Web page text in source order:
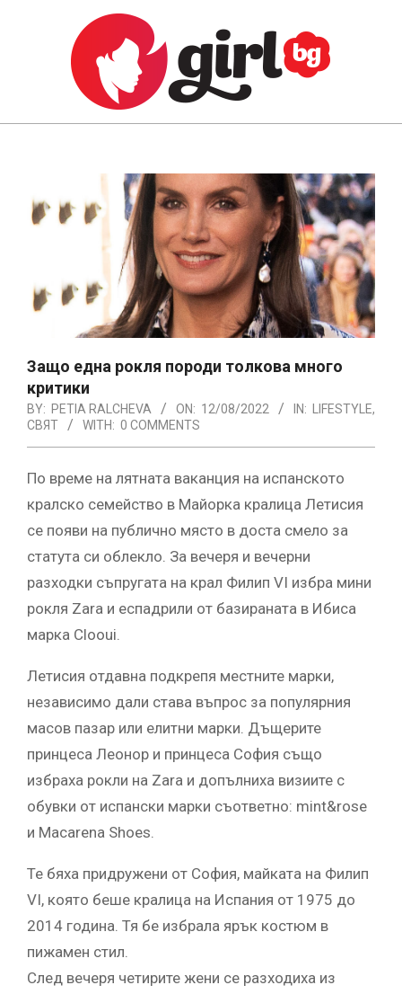
GIRL.BG
Защо една рокля породи толкова много
критики
BY: PETIA RALCHEVA ON: 12/08/2022 IN: LIFESTYLE,
СВЯТ
WITH: 0 COMMENTS
По време на лятната ваканция на испанското
кралско семейство в Майорка кралица Летисия
се появи на публично място в доста смело за
статута си облекло. За вечеря и вечерни
разходки съпругата на крал Филип VI избра мини
рокля Zara и еспадрили от базираната в Ибиса
марка Clooui.
Летисия отдавна подкрепя местните марки,
независимо дали става въпрос за популярния
масов пазар или елитни марки. Дъщерите
принцеса Леонор и принцеса София също
избраха рокли на Zara и допълниха визиите с
обувки от испански марки съответно: mint&rose
и Macarena Shoes.
Те бяха придружени от София, майката на Филип
VI, която беше кралица на Испания от 1975 до
2014 година. Тя бе избрала ярък костюм в
пижамен стил.
След вечеря четирите жени се разходиха из